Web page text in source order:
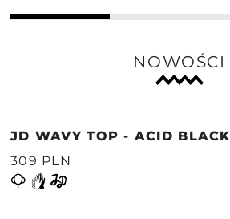
NOWOŚCI
JD WAVY TOP - ACID BLACK
309 PLN